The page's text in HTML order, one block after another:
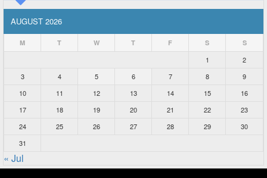
AUGUST 2026
M T W T F S S
1
2
3
4 5 6 7 8
9
10
11 12 13 14 15
16
17
18 19 20 21 22
23
24
25 26 27 28 29
30
31
« Jul